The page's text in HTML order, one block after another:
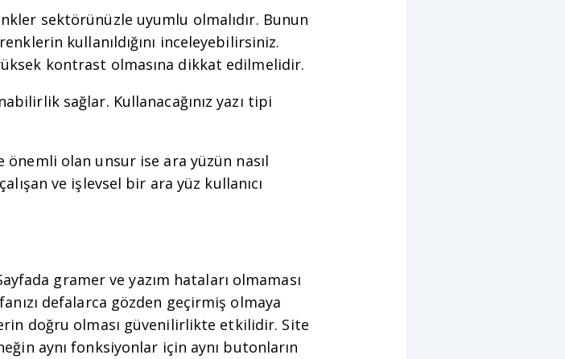
sektörünüzle uyumlu olmalıdır. Bunun
kullanıldığını inceleyebilirsiniz.
kontrast olmasına dikkat edilmelidir.
sağlar. Kullanacağınız yazı tipi
önemli olan unsur ise ara yüzün nasıl
ve işlevsel bir ara yüz kullanıcı
gramer ve yazım hataları olmaması
defalarca gözden geçirmiş olmaya
doğru olması güvenilirlikte etkilidir. Site
aynı fonksiyonlar için aynı butonların